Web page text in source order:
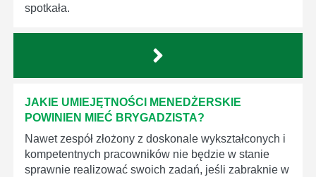
spotkała.
JAKIE UMIEJĘTNOŚCI MENEDŻERSKIE
POWINIEN MIEĆ BRYGADZISTA?
Nawet zespół złożony z doskonale wykształconych i
kompetentnych pracowników nie będzie w stanie
sprawnie realizować swoich zadań, jeśli zabraknie w